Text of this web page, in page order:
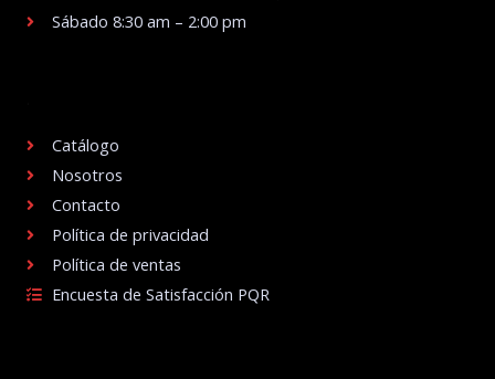
Sábado 8:30 am – 2:00 pm
Catálogo
Nosotros
Contacto
Política de privacidad
Política de ventas
Encuesta de Satisfacción PQR